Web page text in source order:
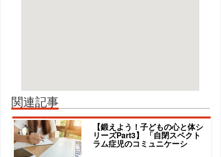
関連記事
【鍛えよう！子どもの心と体シ
リーズPart3】 「自閉スペクト
ラム症児のコミュニケーシ